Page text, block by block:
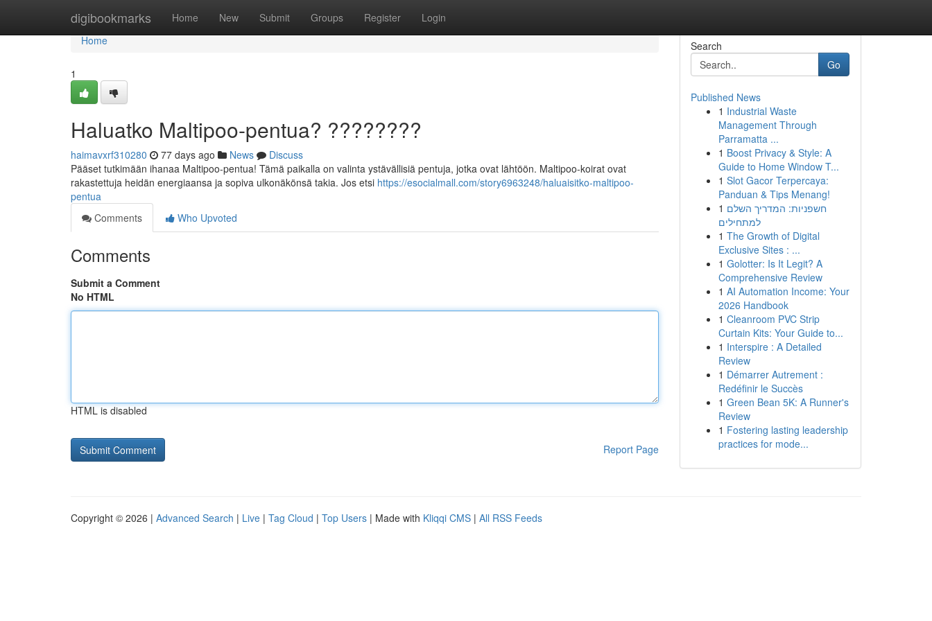
digibookmarks Home New Submit Groups Register Login
Home
Home
1
Haluatko Maltipoo-pentua? ????????
haimavxrf310280 77 days ago News
Discuss
Pääset tutkimään ihanaa Maltipoo-pentua! Tämä paikalla on valinta ystävällisiä pentuja, jotka ovat lähtöön. Maltipoo-koirat ovat
rakastettuja heidän energiaansa ja sopiva ulkonäkönsä takia. Jos etsi https://esocialmall.com/story6963248/haluaisitko-maltipoo-
pentua
Comments
Who Upvoted
Comments
Submit a Comment
No HTML
HTML is disabled
Report Page
Search
Go
Published News
1 Industrial Waste
Management Through
Parramatta ...
1 Boost Privacy & Style: A
Guide to Home Window T...
1 Slot Gacor Terpercaya:
Panduan & Tips Menang!
1 חשפניות: המדריך השלם
למתחילים
1 The Growth of Digital
Exclusive Sites : ...
1 Golotter: Is It Legit? A
Comprehensive Review
1 AI Automation Income: Your
2026 Handbook
1 Cleanroom PVC Strip
Curtain Kits: Your Guide to...
1 Interspire : A Detailed
Review
1 Démarrer Autrement :
Redéfinir le Succès
1 Green Bean 5K: A Runner's
Review
1 Fostering lasting leadership
practices for mode...
Copyright © 2026 | Advanced Search | Live | Tag Cloud | Top Users | Made with Kliqqi CMS | All RSS Feeds